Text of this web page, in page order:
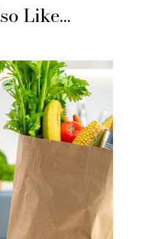
Like…